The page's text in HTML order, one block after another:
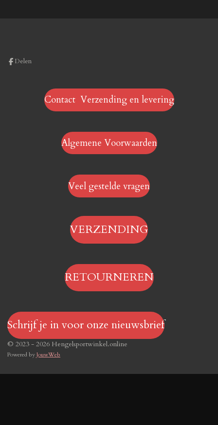
Delen
Contact Verzending en levering
Algemene Voorwaarden
Veel gestelde vragen
VERZENDING
RETOURNEREN
Schrijf je in voor onze nieuwsbrief
© 2023 - 2026 Hengelsportwinkel.online
Powered byJouwWeb